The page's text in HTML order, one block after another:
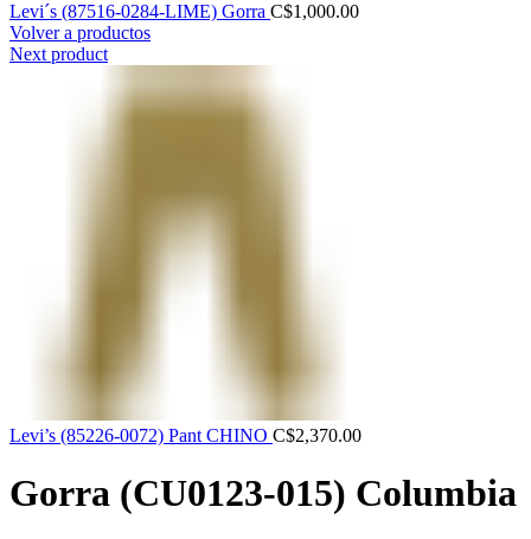
Levi´s (87516-0284-LIME) Gorra C$1,000.00
Volver a productos
Next product
Levi’s (85226-0072) Pant CHINO C$2,370.00
Gorra (CU0123-015) Columbia